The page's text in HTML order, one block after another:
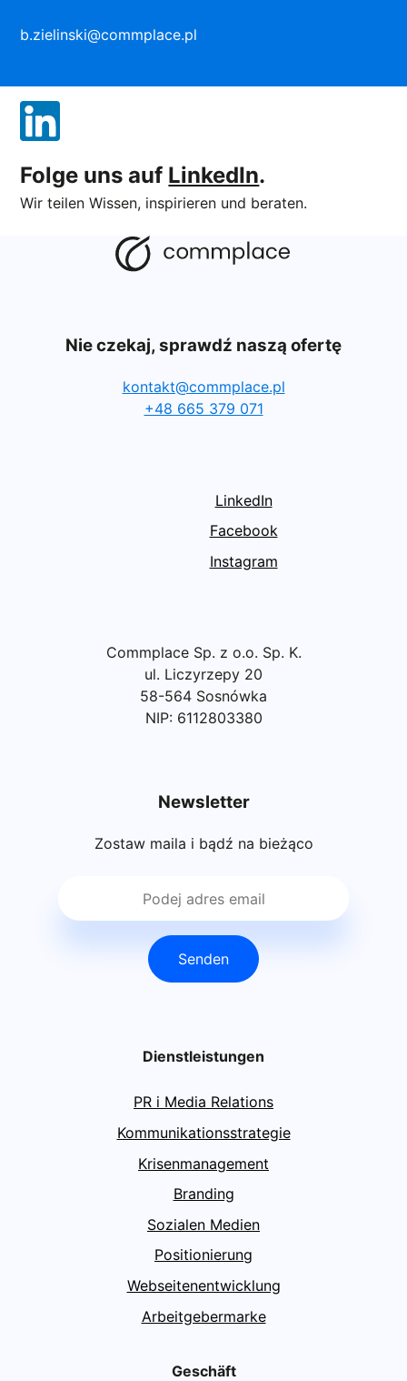
b.zielinski@commplace.pl
Folge uns auf LinkedIn.
Wir teilen Wissen, inspirieren und beraten.
Nie czekaj, sprawdź naszą ofertę
kontakt@commplace.pl
+48 665 379 071
LinkedIn
Facebook
Instagram
Commplace Sp. z o.o. Sp. K.
ul. Liczyrzepy 20
58-564 Sosnówka
NIP: 6112803380
Newsletter
Zostaw maila i bądź na bieżąco
Senden
Dienstleistungen
PR i Media Relations
Kommunikationsstrategie
Krisenmanagement
Branding
Sozialen Medien
Positionierung
Webseitenentwicklung
Arbeitgebermarke
Geschäft